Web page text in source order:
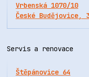
Vrbenská 1070/10
České Budějovice,
Servis a renovace
Štěpánovice 64